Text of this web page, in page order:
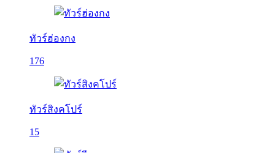
ทัวร์ฮ่องกง
176
ทัวร์สิงคโปร์
15